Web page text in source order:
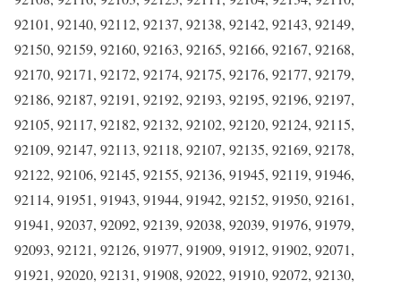
92101, 92140, 92112, 92137, 92138, 92142, 92143, 92149,
92150, 92159, 92160, 92163, 92165, 92166, 92167, 92168,
92170, 92171, 92172, 92174, 92175, 92176, 92177, 92179,
92186, 92187, 92191, 92192, 92193, 92195, 92196, 92197,
92105, 92117, 92182, 92132, 92102, 92120, 92124, 92115,
92109, 92147, 92113, 92118, 92107, 92135, 92169, 92178,
92122, 92106, 92145, 92155, 92136, 91945, 92119, 91946,
92114, 91951, 91943, 91944, 91942, 92152, 91950, 92161,
91941, 92037, 92092, 92139, 92038, 92039, 91976, 91979,
92093, 92121, 92126, 91977, 91909, 91912, 91902, 92071,
91921, 92020, 92131, 91908, 92022, 91910, 92072, 92130,